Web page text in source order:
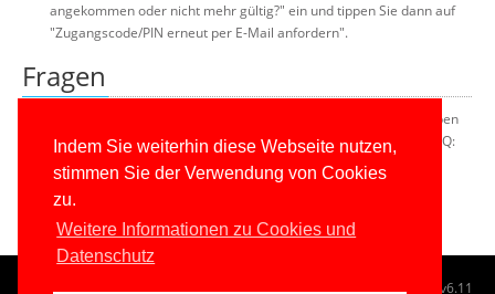
Indem Sie weiterhin diese Webseite nutzen,
stimmen Sie der Verwendung von Cookies
zu.
Weitere Informationen zu Cookies und
Datenschutz
angekommen oder nicht mehr gültig?" ein und tippen Sie dann auf
"Zugangscode/PIN erneut per E-Mail anfordern".
Fragen
Falls Sie Fragen zu diesem Portal oder technische Probleme haben
(z.B. eine E-Mail kommt nicht an), lesen Sie bitte das Website-FAQ:
Website-FAQ
© 1996-2026www.IT-Visions.at-Dr. Holger Schwichtenberg v6.11